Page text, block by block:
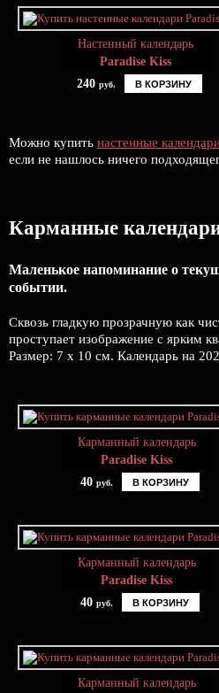
Настенный календарь
Paradise Kiss
240 руб. В КОРЗИНУ
Можно купить настенные
если не нашлось ничего
Карманные
Маленькое напоминание о
событии.
Сквозь гладкую прозрачную как
проступает изображение с ярким
Размер: 7 х 10 см. Календарь на
Карманный календарь
Paradise Kiss
40 руб. В КОРЗИНУ
Карманный календарь
Paradise Kiss
40 руб. В КОРЗИНУ
Карманный календарь